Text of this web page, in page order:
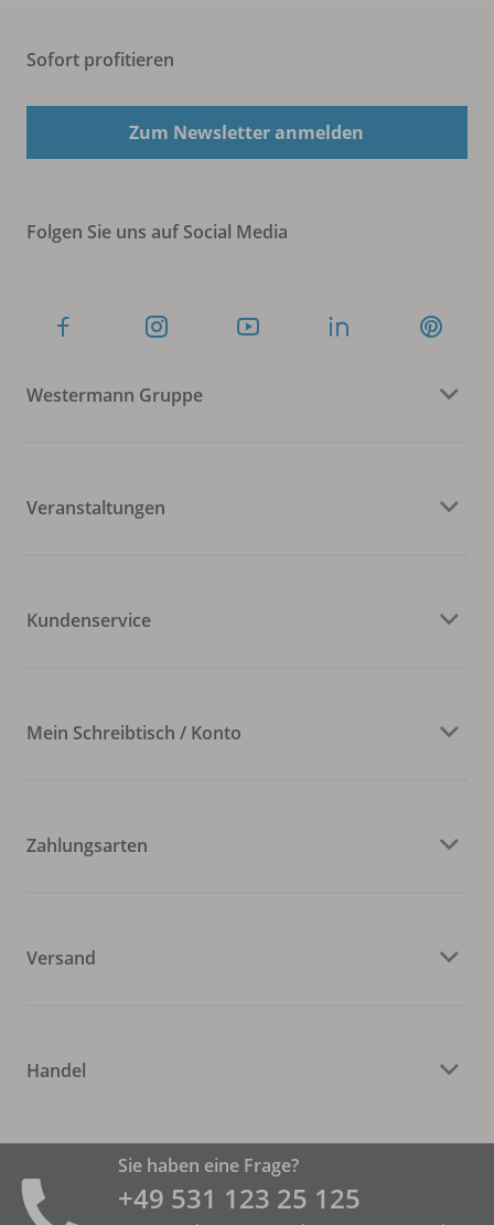
Sofort profitieren
Zum Newsletter anmelden
Folgen Sie uns auf Social Media
Westermann Gruppe
Veranstaltungen
Kundenservice
Mein Schreibtisch / Konto
Zahlungsarten
Versand
Handel
Sie haben eine Frage?
+49 531 ­123 25 125